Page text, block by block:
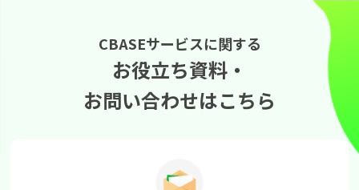
CBASEサービスに関する
お役立ち資料・
お問い合わせはこちら